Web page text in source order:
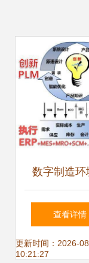
数字制造环
MES的发展
企业架构的
查看详情
更新时间：2026-
10:21:27